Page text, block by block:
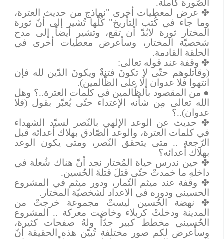
الصّورة كاملة.
✤عرض لمعطيات أخرى "نماذج من حديث العترة،
وما جاء في كُتب التأريخ" كُلّها تُشير إلى أنّ ثورة
المختار ثورة لابُدّ أن تقع، وتشير أيضاً إلى مدح
شخصيّة المختار، وسأعرض معطيات أخرى في
الحلقة القادمة.
✤وقفة عند قوله تعالى:
(وقاتلوهم حتّى لا تكونَ فتنةٌ ويكونَ الدّين لله فإن
انتهوا فلا عدوان إلّا على الظّالمين).
●من المقصود بالظّالمين في كلمات العترة..؟ وهل
الله تعالى مِن شأنه الإعتداء حتّى يُعبّر بقول (فلا
عدوان)..؟
✤حديث عن الوعد الإلهي بالنّصر لسيّد الشهداء
في كلمات العترة، والوعد الصّادق بهلاك أعدائه قبل
الرّجعة .. متى يتحقق النّصر، ومتى يكون الوعد
بهلاك أعدائه؟
✤حين ندرس حياة المُختار نجد أنّ هناك شُعلة في
داخلهِ ما خمدتْ حتّى قتلَ قتلةَ الحُسين.
✤وقفة عند ميثم التّمار، ودور ميثم في المشروع
الحسيني ودوره في الاعداد لشخصيّة المختار.
✤نهضة الحُسين ليستْ مجموعة خرجتْ من
المدينة ودخلتْ كربلاء وخاضت معركة .. المشروع
الحُسيني مخطط كبير جدّاً ولهُ صفحات كثيرة،
وسأعرض لكم صور مختلفة تُبيّن هذه الحقيقة أنّ